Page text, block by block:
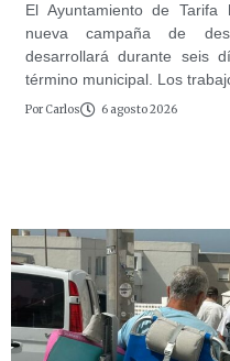
El Ayuntamiento de
nueva campaña de
desarrollará durante seis
término municipal. Los
Por Carlos 6 agosto 2026